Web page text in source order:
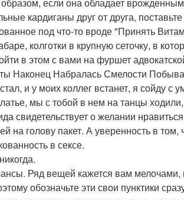
кардиганы друг от друга,
под что-то вроде "Принять
колготки в крупную сеточку, в
в этом с вами на фуршет
Наконец Набралась Смелости
и у моих коллег встанет, я сойду с
мы с тобой в нем на танцы
свидетельствует о желании
на голову пакет. А уверенность в том,
в сексе.
Ряд вещей кажется вам
обозначьте эти свои пунктики